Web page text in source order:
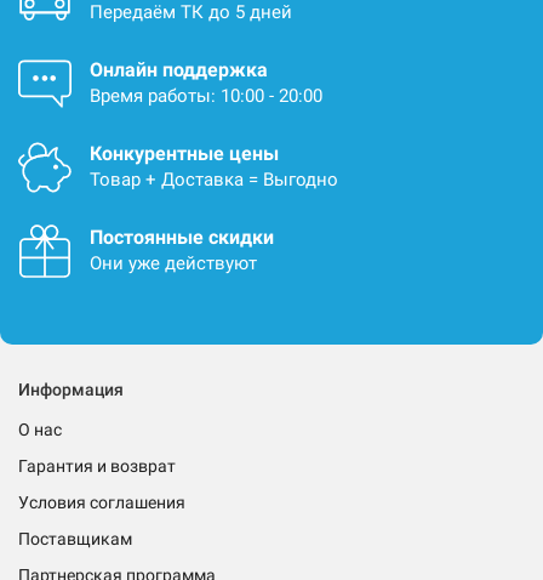
Передаём ТК до 5 дней
Онлайн поддержка
Время работы: 10:00 - 20:00
Конкурентные цены
Товар + Доставка = Выгодно
Постоянные скидки
Они уже действуют
Информация
О нас
Гарантия и возврат
Условия соглашения
Поставщикам
Партнерская программа